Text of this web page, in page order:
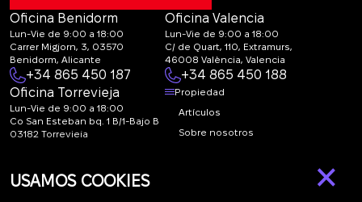
Oficina Benidorm
Lun-Vie de 9:00 a 18:00
Carrer Migjorn, 3, 03570
Benidorm, Alicante
+34 865 450 187
Oficina Valencia
Lun-Vie de 9:00 a 18:00
C/ de Quart, 110, Extramurs,
46008 València, Valencia
+34 865 450 188
Oficina Torrevieja
Lun-Vie de 9:00 a 18:00
Co San Esteban bq. 1 B/1-Bajo B
03182 Torrevieja
life.estate
Propiedad
Artículos
Sobre nosotros
×
USAMOS COOKIES